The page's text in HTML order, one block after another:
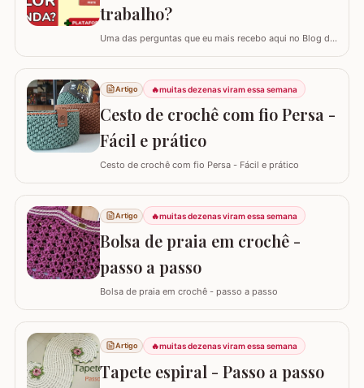
trabalho?
Uma das perguntas que eu mais recebo aqui no Blog do
quem já tem estrada, é: "Samuel, quanto eu devo cobrar
pelas minhas peças?". Eu sei que muitas vezes o medo
de cobrar o valor justo e não vender fala mais alto, mas
hoje eu quero te ajudar a mudar…
Artigo 🔥muitas dezenas viram essa semana
Cesto de crochê com fio Persa -
Fácil e prático
Cesto de crochê com fio Persa - Fácil e prático
Artigo 🔥muitas dezenas viram essa semana
Bolsa de praia em crochê -
passo a passo
Bolsa de praia em crochê - passo a passo
Artigo 🔥muitas dezenas viram essa semana
Tapete espiral - Passo a passo